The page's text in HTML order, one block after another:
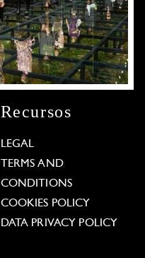
Recursos
LEGAL
TERMS AND
CONDITIONS
COOKIES POLICY
DATA PRIVACY POLICY